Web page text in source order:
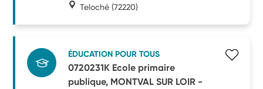
Teloché (72220)
ÉDUCATION POUR TOUS
0720231K Ecole primaire
publique, MONTVAL SUR LOIR -